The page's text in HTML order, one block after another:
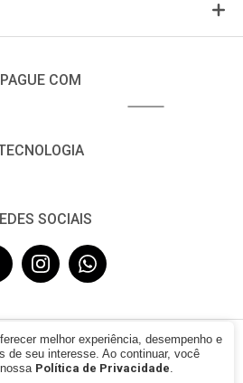
PAGUE COM
SOCIAIS
08.683.782/0001-12. Todos os direitos
reservados.
melhor experiência, desempenho e
de seu interesse. Ao continuar, você
Política de Privacidade.